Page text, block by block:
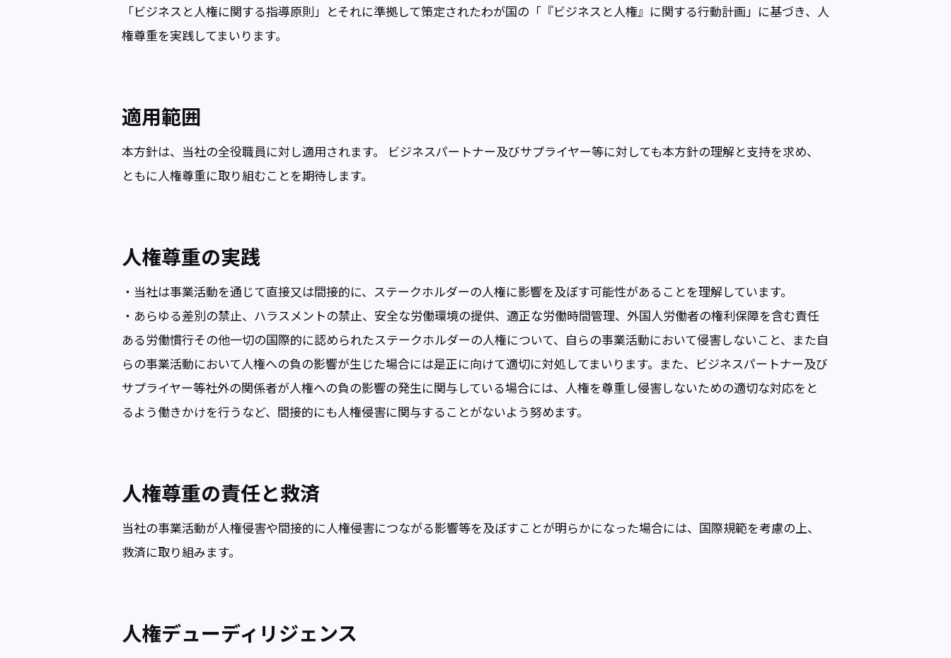
「ビジネスと人権に関する指導原則」とそれに準拠して策定されたわが国の「『ビジネスと人権』に関する行動計画」に基づき、人
権尊重を実践してまいります。
適用範囲
本方針は、当社の全役職員に対し適用されます。 ビジネスパートナー及びサプライヤー等に対しても本方針の理解と支持を求め、
ともに人権尊重に取り組むことを期待します。
人権尊重の実践
・当社は事業活動を通じて直接又は間接的に、ステークホルダーの人権に影響を及ぼす可能性があることを理解しています。
・あらゆる差別の禁止、ハラスメントの禁止、安全な労働環境の提供、適正な労働時間管理、外国人労働者の権利保障を含む責任
ある労働慣行その他一切の国際的に認められたステークホルダーの人権について、自らの事業活動において侵害しないこと、また自
らの事業活動において人権への負の影響が生じた場合には是正に向けて適切に対処してまいります。また、ビジネスパートナー及び
サプライヤー等社外の関係者が人権への負の影響の発生に関与している場合には、人権を尊重し侵害しないための適切な対応をと
るよう働きかけを行うなど、間接的にも人権侵害に関与することがないよう努めます。
人権尊重の責任と救済
当社の事業活動が人権侵害や間接的に人権侵害につながる影響等を及ぼすことが明らかになった場合には、国際規範を考慮の上、
救済に取り組みます。
人権デューディリジェンス